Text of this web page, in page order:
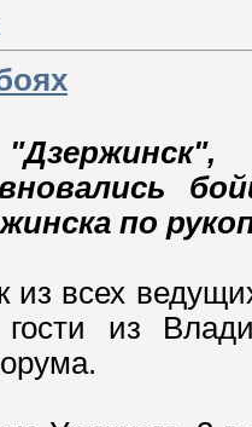
по
всех
из